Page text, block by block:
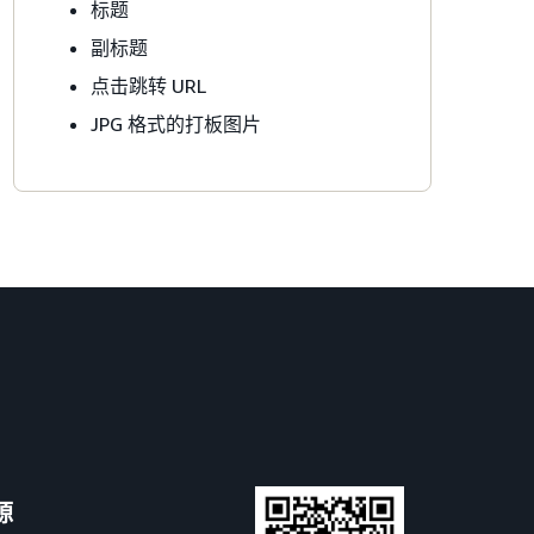
标题
副标题
点击跳转 URL
JPG 格式的打板图片